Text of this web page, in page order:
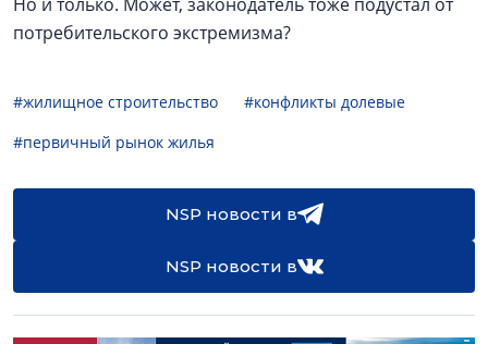
потребительского экстремизма?
#жилищное строительство
#конфликты долевые
#первичный рынок жилья
NSP новости в
NSP новости в